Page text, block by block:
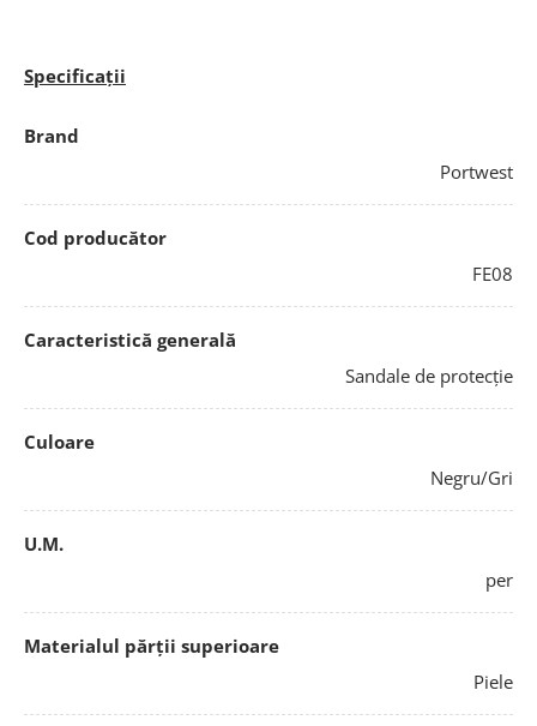
Specificații
Brand
Portwest
Cod producător
FE08
Caracteristică generală
Sandale de protecție
Culoare
Negru/Gri
U.M.
per
Materialul părții superioare
Piele